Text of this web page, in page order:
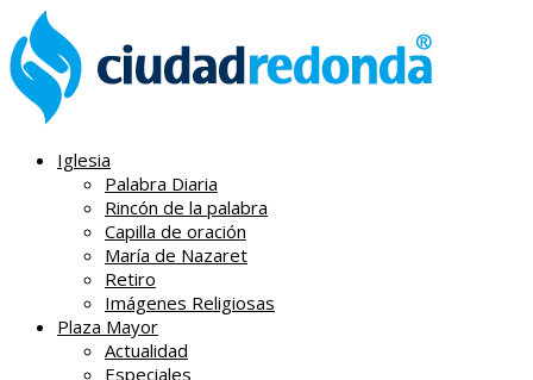
Iglesia
Palabra Diaria
Rincón de la palabra
Capilla de oración
María de Nazaret
Retiro
Imágenes Religiosas
Plaza Mayor
Actualidad
Especiales